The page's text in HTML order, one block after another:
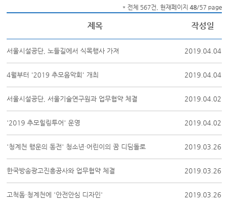
* 전체 567건, 현재페이지 48/57 page
제목 작성일
서울시설공단, 노들길에서 식목행사 가져 2019.04.04
4월부터 '2019 추모음악회' 개최 2019.04.04
서울시설공단, 서울기술연구원과 업무협약 체결 2019.04.02
'2019 추모힐링투어' 운영 2019.04.02
'청계천 행운의 동전' 청소년·어린이의 꿈 디딤돌로 2019.03.26
한국방송광고진흥공사와 업무협약 체결 2019.03.26
고척돔·청계천에 '안전안심 디자인' 2019.03.26